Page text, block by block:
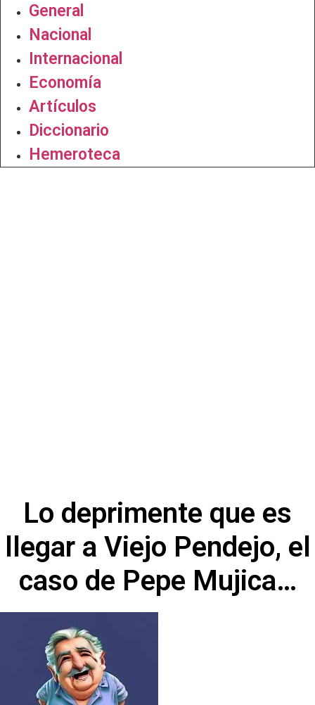
General
Nacional
Internacional
Economía
Artículos
Diccionario
Hemeroteca
Lo deprimente que es
llegar a Viejo Pendejo, el
caso de Pepe Mujica…